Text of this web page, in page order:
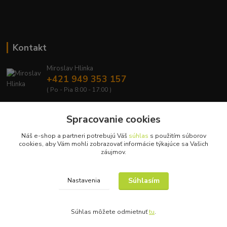
Kontakt
Miroslav Hlinka
+421 949 353 157
( Po - Pia 8:00 - 17:00 )
Upravit sběr cookies.
© Copyright 2015 – 2026
Spracovanie cookies
Náš e-shop a partneri potrebujú Váš súhlas s použitím súborov
cookies, aby Vám mohli zobrazovať informácie týkajúce sa Vašich
záujmov.
Nastavenia Súhlasím
Súhlas môžete odmietnuťtu.